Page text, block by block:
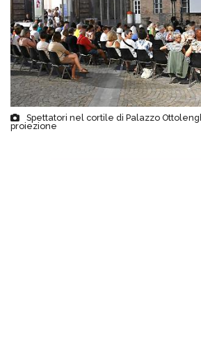
Spettatori nel cortile di Palazzo
proiezione